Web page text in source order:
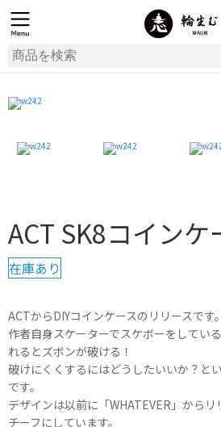
ACT SK8コインケ
在庫あり
ACTからDIYコインケースのリリースです。
作者自身スケーターでスケボーをしてい
れるとズボンが破ける！
破けにくくするにはどうしたいいか？と
です。
デザインは以前に「WHATEVER」から
チーフにしています。